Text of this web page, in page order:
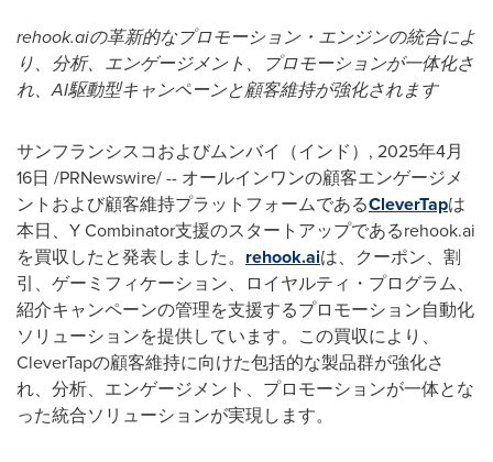
rehook.aiの革新的なプロモーション・エンジンの統合によ
り、分析、エンゲージメント、プロモーションが一体化さ
れ、AI駆動型キャンペーンと顧客維持が強化されます
サンフランシスコおよびムンバイ（インド） , 2025年4月
16日 /PRNewswire/ -- オールインワンの顧客エンゲージメ
ントおよび顧客維持プラットフォームであるCleverTapは
本日、Y Combinator支援のスタートアップであるrehook.ai
を買収したと発表しました。 rehook.aiは、クーポン、割
引、ゲーミフィケーション、ロイヤルティ・プログラム、
紹介キャンペーンの管理を支援するプロモーション自動化
ソリューションを提供しています。この買収により、
CleverTapの顧客維持に向けた包括的な製品群が強化さ
れ、分析、エンゲージメント、プロモーションが一体とな
った統合ソリューションが実現します。